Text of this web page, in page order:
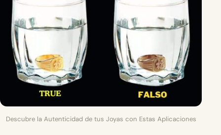
Descubre la Autenticidad de tus Joyas con Estas Aplicaciones